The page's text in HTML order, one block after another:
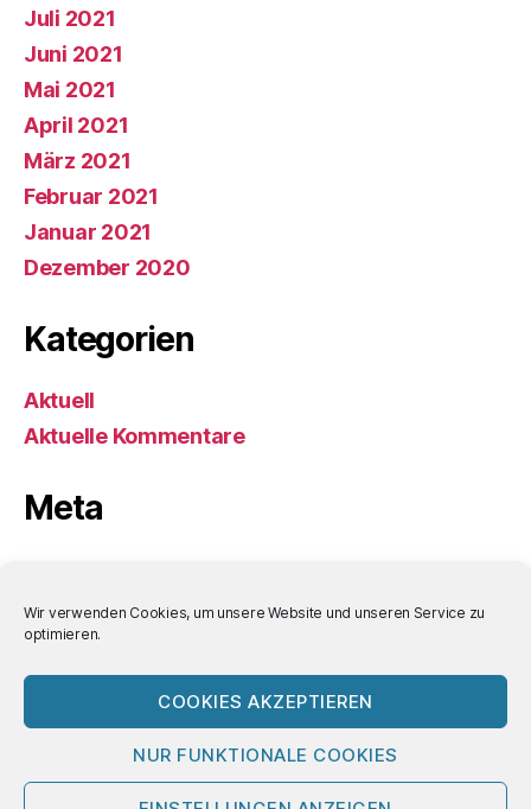
Wir verwenden Cookies, um unsere Website und unseren Service zu
optimieren.
COOKIES AKZEPTIEREN
NUR FUNKTIONALE COOKIES
Juli 2021
Juni 2021
Mai 2021
April 2021
März 2021
Februar 2021
Januar 2021
Dezember 2020
Kategorien
Aktuell
Aktuelle Kommentare
Meta
Eintrags-Feed
Kommentar-Feed
WordPress.org
© 2026Bornemann-Aktuell Nach oben↑